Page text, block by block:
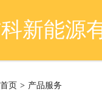
新能源
页 > 产品服务